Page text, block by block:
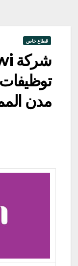
قطاع خاص
مدن